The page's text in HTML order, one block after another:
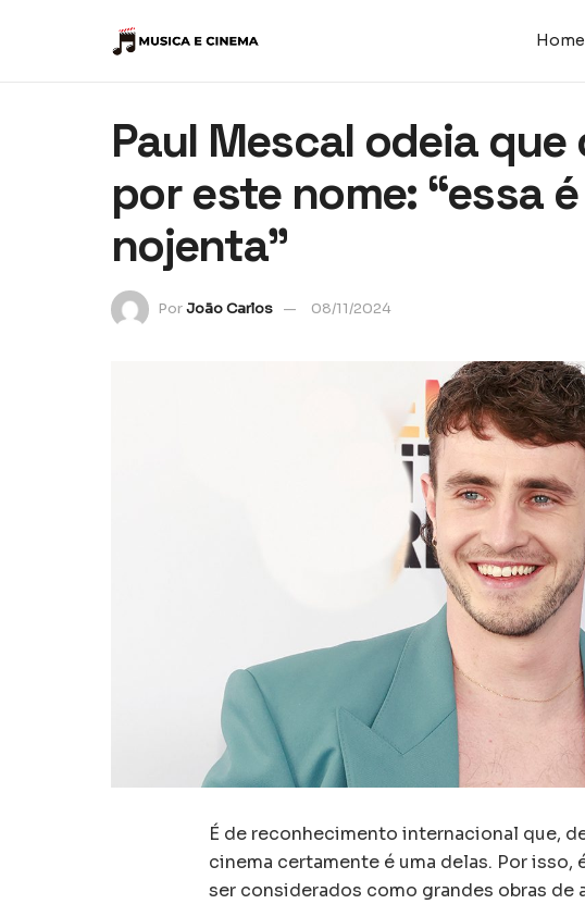
Home
Paul Mescal odeia
por este nome: “essa
nojenta”
PorJoão Carlos 08/11/2024
É de reconhecimento internacional que,
cinema certamente é uma delas. Por isso,
ser considerados como grandes obras de